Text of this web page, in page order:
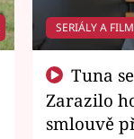
SERIÁLY A
Zarazilo
smlouvě